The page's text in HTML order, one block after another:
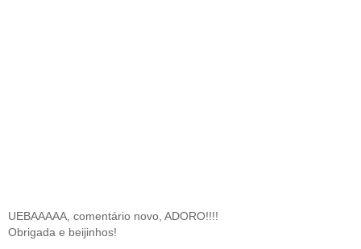
UEBAAAAA, comentário novo, ADORO!!!!
Obrigada e beijinhos!